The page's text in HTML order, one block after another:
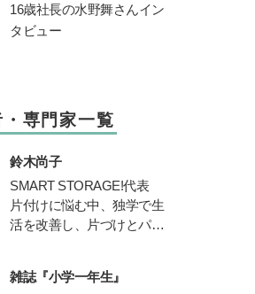
16歳社長の水野舞さんイン
タビュー
専門家一覧
鈴木尚子
SMART STORAGE!代表
片付けに悩む中、独学で生
活を改善し、片づけとパー
メソッドを公開したブログ
雑誌『小学一年生』